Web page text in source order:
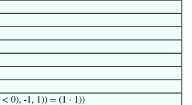
< 0), -1, 1)) = (1 · 1))